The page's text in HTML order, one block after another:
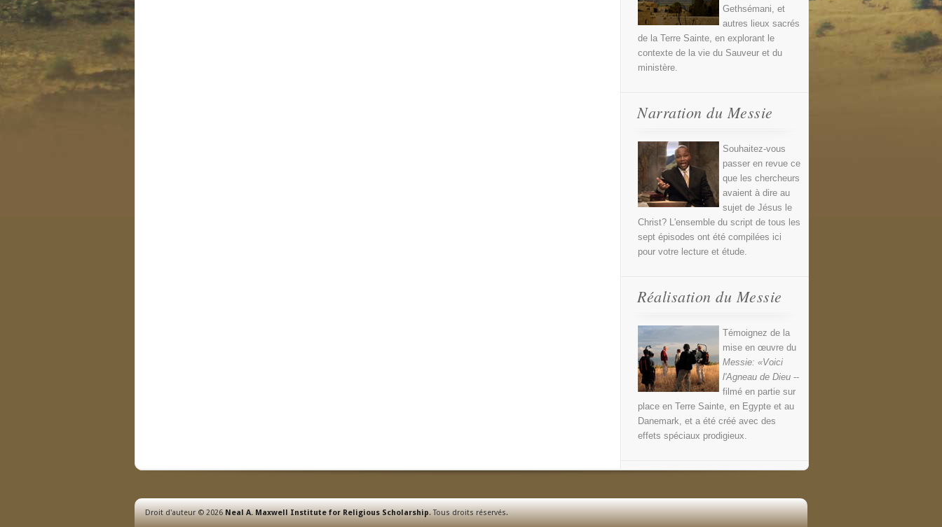
Gethsémani, et
autres lieux sacrés
de la Terre Sainte, en explorant le
contexte de la vie du Sauveur et du
ministère.
Narration du Messie
Souhaitez-vous
passer en revue ce
que les chercheurs
avaient à dire au
sujet de Jésus le
Christ? L'ensemble du script de tous les
sept épisodes ont été compilées ici
pour votre lecture et étude.
Réalisation du Messie
Témoignez de la
mise en œuvre du
Messie: «Voici
l'Agneau de Dieu --
filmé en partie sur
place en Terre Sainte, en Egypte et au
Danemark, et a été créé avec des
effets spéciaux prodigieux.
Droit d'auteur © 2026Neal A. Maxwell Institute for Religious Scholarship. Tous droits réservés.